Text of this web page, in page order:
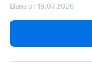
Цена от 19.07.2026